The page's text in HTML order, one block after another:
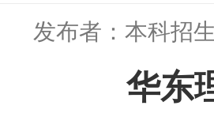
发布者：本科招
华东